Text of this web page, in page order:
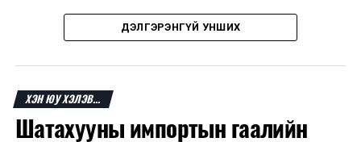
Миссури мужид мөн Конгрессын суудлуудын төлөөх
өрсөлдөөнд нэр дэвшигчид тодорсон бөгөөд зарим
дараа Ардчилсан намын зарим нэр дэвшигчийг
шүүмжилж, өөрийн эдийн засгийн бодлого болон
ДЭЛГЭРЭНГҮЙ УНШИХ
ХЭН ЮУ ХЭЛЭВ...
Шатахууны импортын гаалийн